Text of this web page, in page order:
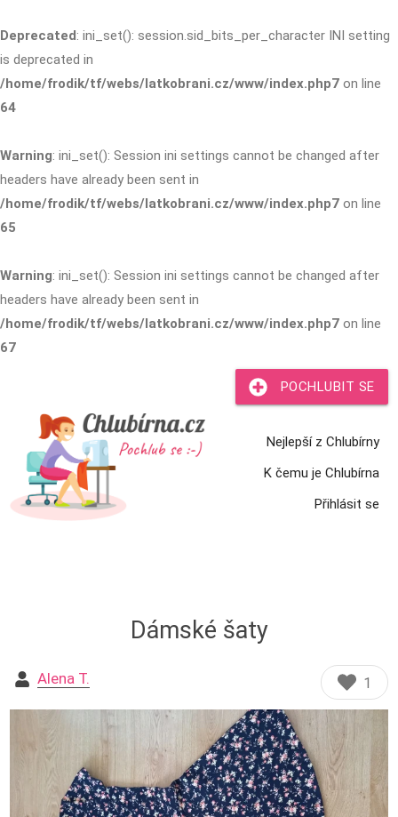
Deprecated: ini_set(): session.sid_bits_per_character INI setting
is deprecated in
/home/frodik/tf/webs/latkobrani.cz/www/index.php7 on line
64
Warning: ini_set(): Session ini settings cannot be changed after
headers have already been sent in
/home/frodik/tf/webs/latkobrani.cz/www/index.php7 on line
65
Warning: ini_set(): Session ini settings cannot be changed after
headers have already been sent in
/home/frodik/tf/webs/latkobrani.cz/www/index.php7 on line
67
Nejlepší z Chlubírny
K čemu je Chlubírna
Přihlásit se
POCHLUBIT SE
Dámské šaty
1
Alena T.